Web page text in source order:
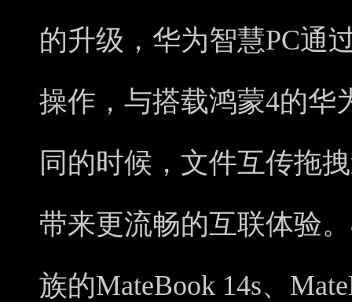
的升级，华为智慧PC通
操作，与搭载鸿蒙4的华
同的时候，文件互传拖
带来更流畅的互联体验
族的MateBook 14s、